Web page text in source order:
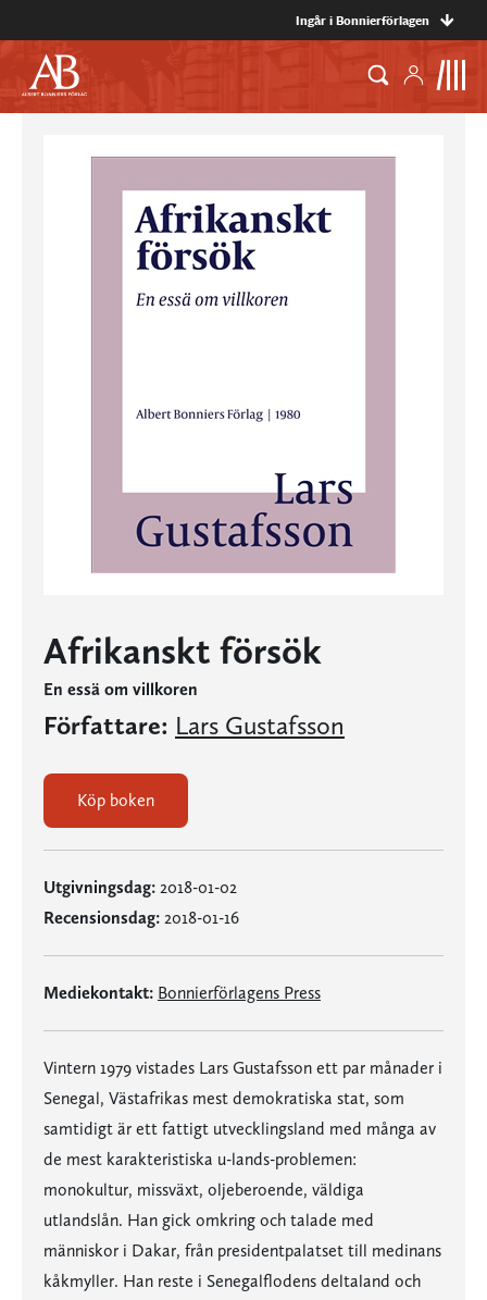
Ingår i Bonnierförlagen
Afrikanskt försök
En essä om villkoren
Författare: Lars Gustafsson
Köp boken
Utgivningsdag: 2018-01-02
Recensionsdag: 2018-01-16
Mediekontakt: Bonnierförlagens Press
Vintern 1979 vistades Lars Gustafsson ett par månader i
Senegal, Västafrikas mest demokratiska stat, som
samtidigt är ett fattigt utvecklingsland med många av
de mest karakteristiska u-lands-problemen:
monokultur, missväxt, oljeberoende, väldiga
utlandslån. Han gick omkring och talade med
människor i Dakar, från presidentpalatset till medinans
kåkmyller. Han reste i Senegalflodens deltaland och